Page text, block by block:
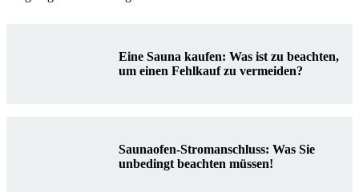
Eine Sauna kaufen: Was ist zu beachten,
um einen Fehlkauf zu vermeiden?
Saunaofen-Stromanschluss: Was Sie
unbedingt beachten müssen!